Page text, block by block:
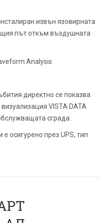
извън язовирната
път откъм въздушната
Analysis
директно се показва
VISTA DATA
сграда.
осигурено през UPS, тип